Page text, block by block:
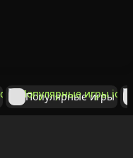
Популярные игры